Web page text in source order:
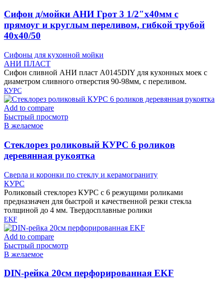
Cифон д/мойки АНИ Грот 3 1/2″х40мм с
прямоуг и круглым переливом, гибкой трубой
40х40/50
Сифоны для кухонной мойки
АНИ ПЛАСТ
Сифон сливной АНИ пласт A0145DIY для кухонных моек с
диаметром сливного отверстия 90-98мм, с переливом.
КУРС
Add to compare
Быстрый просмотр
В желаемое
Cтеклорез роликовый КУРС 6 роликов
деревянная рукоятка
Сверла и коронки по стеклу и керамограниту
КУРС
Роликовый стеклорез КУРС с 6 режущими роликами
предназначен для быстрой и качественной резки стекла
толщиной до 4 мм. Твердосплавные ролики
EKF
Add to compare
Быстрый просмотр
В желаемое
DIN-рейка 20см перфорированная EKF